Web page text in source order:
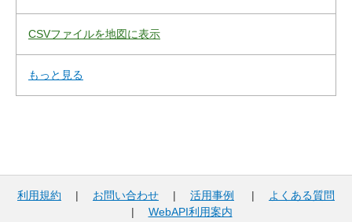
CSVファイルを地図に表示
もっと見る
利用規約 | お問い合わせ | 活用事例 |
よくある質問
| WebAPI利用案内